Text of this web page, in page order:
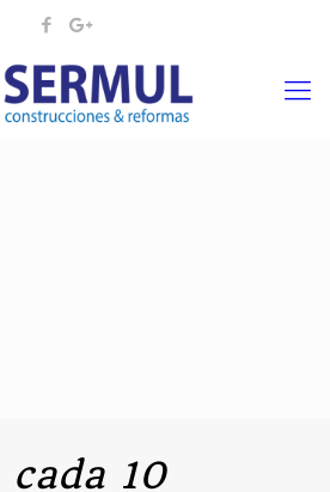
cada 10